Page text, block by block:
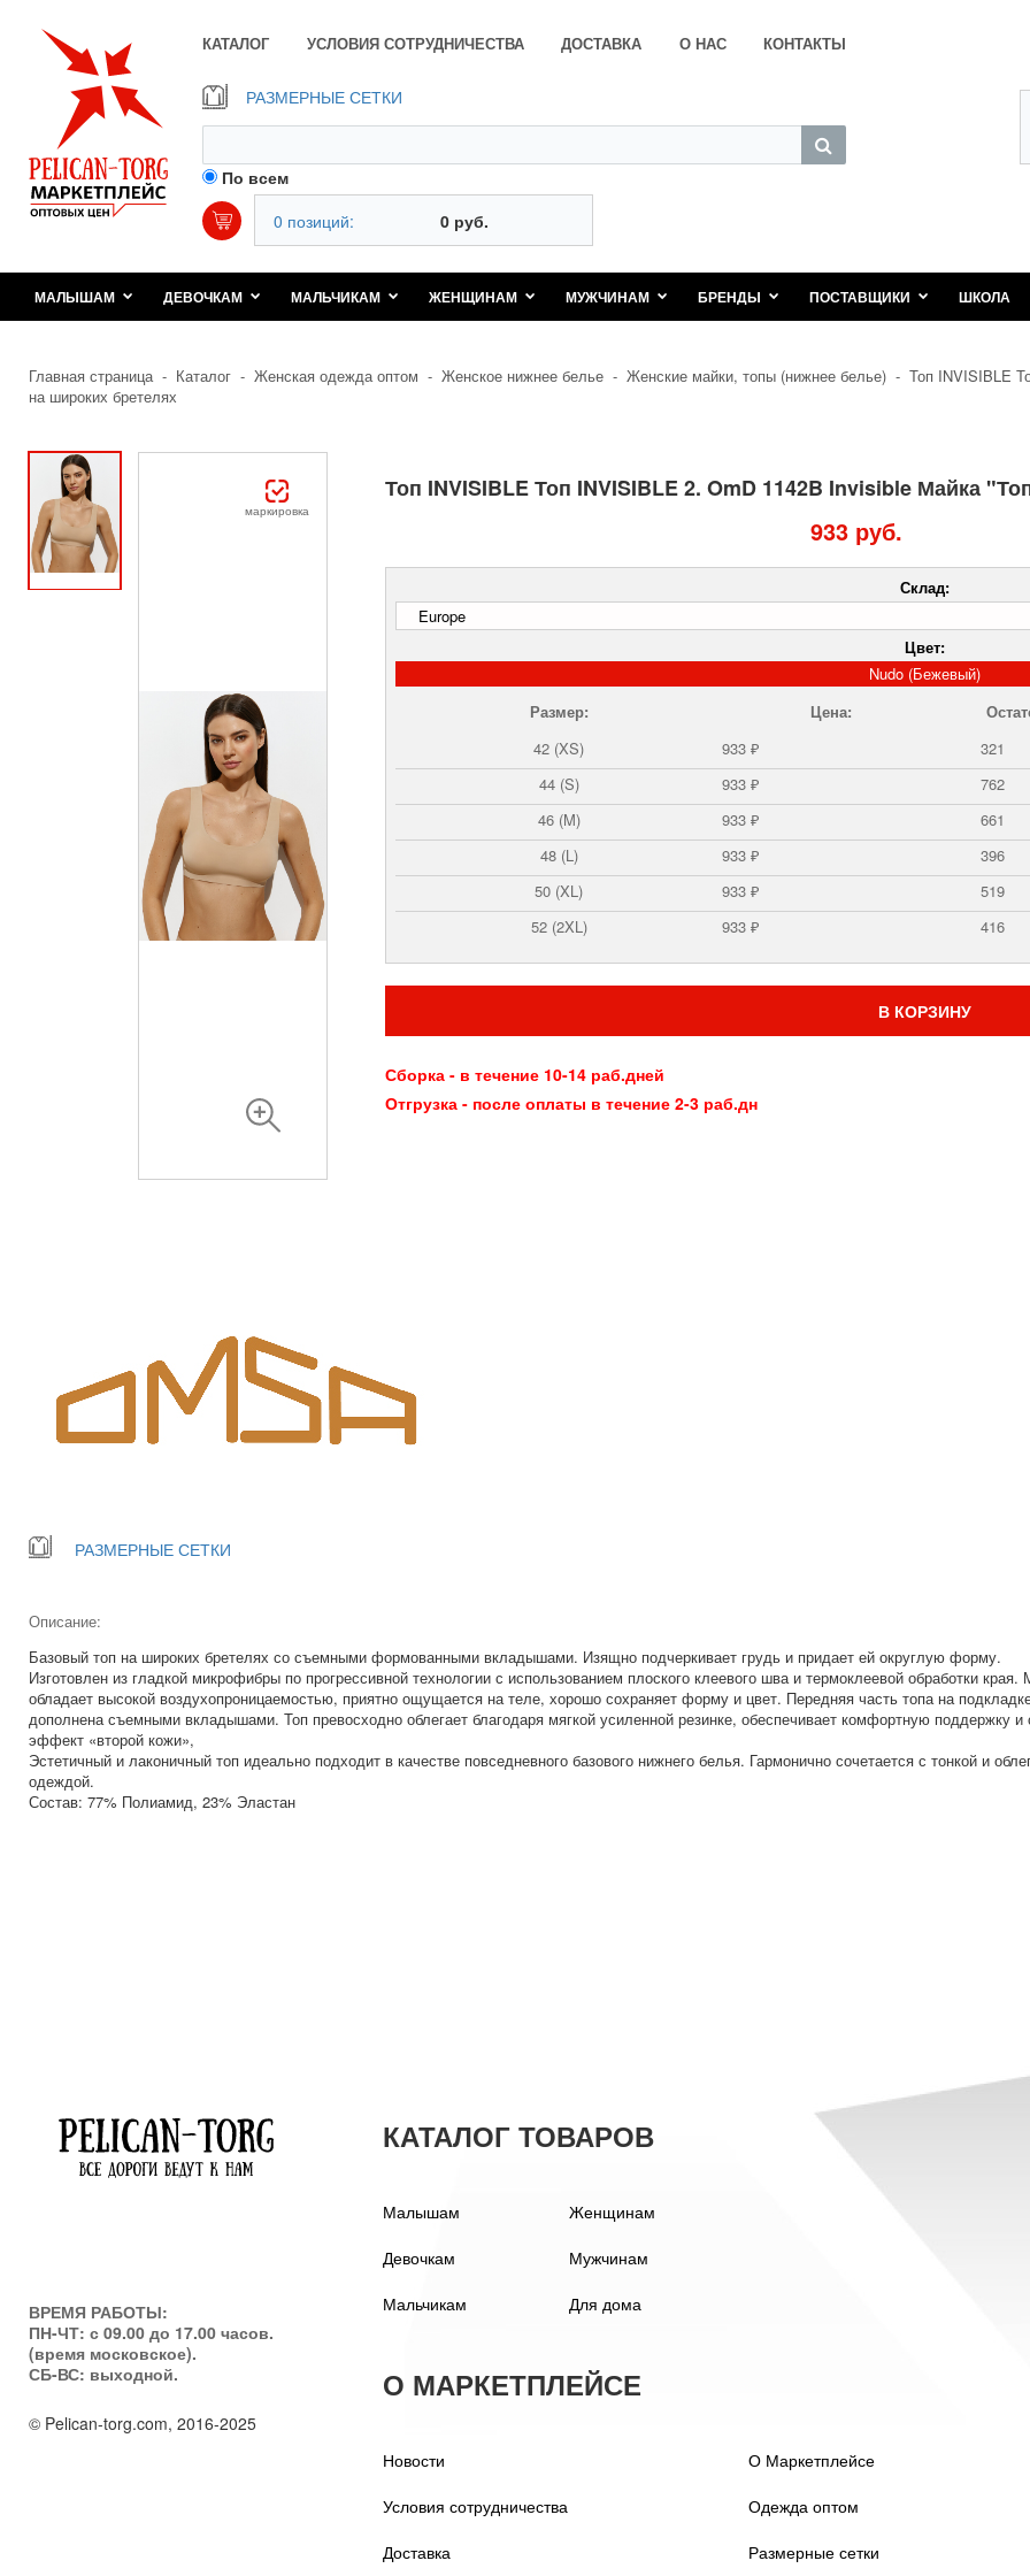
КАТАЛОГ УСЛОВИЯ СОТРУДНИЧЕСТВА ДОСТАВКА О НАС КОНТАКТЫ
РАЗМЕРНЫЕ СЕТКИ
По всем
0 позиций: 0 руб.
МАЛЫШАМ ДЕВОЧКАМ МАЛЬЧИКАМ ЖЕНЩИНАМ МУЖЧИНАМ БРЕНДЫ ПОСТАВЩИКИ ШКОЛА
Главная страница - Каталог - Женская одежда оптом - Женское нижнее белье - Женские майки, топы (нижнее белье) - Топ INVISIBLE
на широких бретелях
маркировка
Топ INVISIBLE Топ INVISIBLE 2. OmD 1142B Invisible Майка
933 руб.
Склад:
Цвет:
Nudo (Бежевый)
Размер:
Цена:
42 (XS)
933 ₽
321
44 (S)
933 ₽
762
46 (M)
933 ₽
661
48 (L)
933 ₽
396
50 (XL)
933 ₽
519
52 (2XL)
933 ₽ 416
В КОРЗИНУ
Сборка - в течение 10-14 раб.дней
Отгрузка - после оплаты в течение 2-3 раб.дн
РАЗМЕРНЫЕ СЕТКИ
Описание:
Базовый топ на широких бретелях со съемными формованными вкладышами. Изящно подчеркивает грудь и придает ей округлую форму.
Изготовлен из гладкой микрофибры по прогрессивной технологии с использованием плоского клеевого шва и термоклеевой обработки края.
обладает высокой воздухопроницаемостью, приятно ощущается на теле, хорошо сохраняет форму и цвет. Передняя часть топа на
дополнена съемными вкладышами. Топ превосходно облегает благодаря мягкой усиленной резинке, обеспечивает комфортную поддержку и
эффект «второй кожи»,
Эстетичный и лаконичный топ идеально подходит в качестве повседневного базового нижнего белья. Гармонично сочетается с тонкой и
одеждой.
Состав: 77% Полиамид, 23% Эластан
ВРЕМЯ РАБОТЫ:
ПН-ЧТ: с 09.00 до 17.00 часов.
(время московское).
СБ-ВС: выходной.
© Pelican-torg.com, 2016-2025
КАТАЛОГ ТОВАРОВ
Малышам
Девочкам
Мальчикам
Женщинам
Мужчинам
Для дома
О МАРКЕТПЛЕЙСЕ
Новости
Условия сотрудничества
Доставка
О Маркетплейсе
Одежда оптом
Размерные сетки